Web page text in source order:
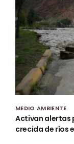
MEDIO AMBIENTE
Activan alertas
crecida de ríos